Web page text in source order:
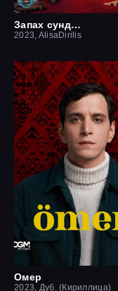
Запах сундука
2023, AlisaDirilis
Омер
2023, Дуб. (Кириллица)